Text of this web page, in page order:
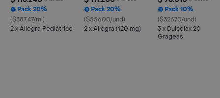
Pack 20%
($387.47/ml)
2 x Allegra Pediátrico
Pack 20%
($55600/und)
2 x Allegra (120 mg)
Pack 10%
($32670/und)
3 x Dulcolax 20
Grageas